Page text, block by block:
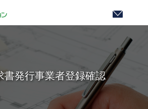
書発行事業者登録確認